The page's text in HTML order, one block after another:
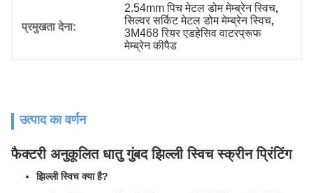
प्रमुखता देना:
2.54mm पिच मेटल डोम मेम्ब्रेन स्विच,
सिल्वर सर्किट मेटल डोम मेम्ब्रेन स्विच,
3M468 रियर एडहेसिव वाटरप्रूफ
मेम्ब्रेन कीपैड
उत्पाद का वर्णन
फैक्टरी अनुकूलित धातु गुंबद झिल्ली स्विच स्क्रीन प्रिंटिंग
झिल्ली स्विच क्या है?